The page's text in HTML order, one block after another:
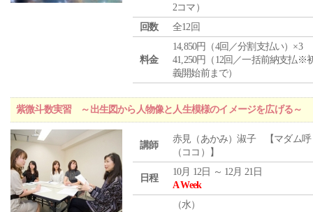
2コマ）
回数
全12回
料金
14,850円（4回／分割支払い）×3
41,250円（12回／一括前納支払※
義開始前まで）
紫微斗数実習 ～出生図から人物像と人生模様のイメージを広げる～
講師
赤見（あかみ）淑子 【マダム呼
（ココ）】
日程
10月 12日 ～ 12月 21日
A Week
（水）